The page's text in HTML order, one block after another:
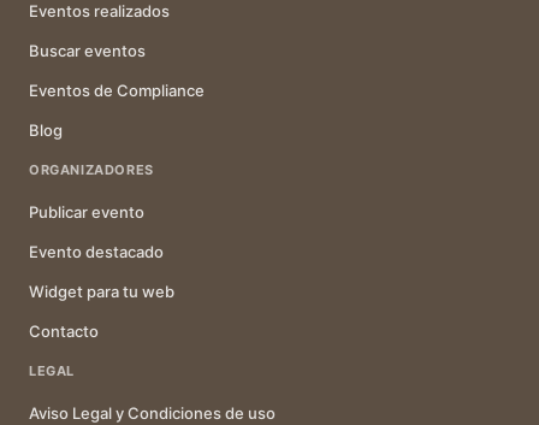
Eventos realizados
Buscar eventos
Eventos de Compliance
Blog
ORGANIZADORES
Publicar evento
Evento destacado
Widget para tu web
Contacto
LEGAL
Aviso Legal y Condiciones de uso